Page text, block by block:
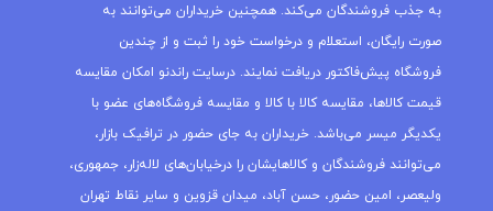
به جذب فروشندگان می‌کند. همچنین خریداران می‌توانند به
صورت رایگان، استعلام و درخواست خود را ثبت و از چندین
فروشگاه پیش‌فاکتور دریافت نمایند. درسایت راندنو امکان مقایسه
قیمت کالاها، مقایسه کالا با کالا و مقایسه فروشگاه‌های عضو با
یکدیگر میسر می‌باشد. خریداران به جای حضور در ترافیک بازار،
می‌توانند فروشندگان و کالاهایشان را درخیابان‌های لاله‌زار، جمهوری،
ولیعصر، امین حضور، حسن آباد، میدان قزوین و سایر نقاط تهران